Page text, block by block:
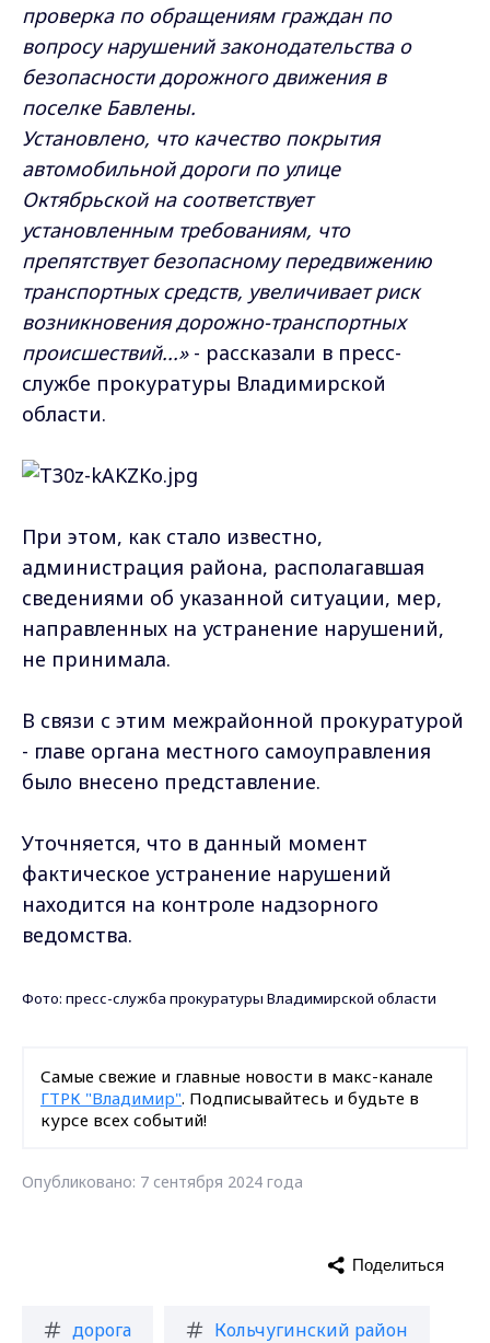
проверка по обращениям граждан по
вопросу нарушений законодательства о
безопасности дорожного движения в
поселке Бавлены.
Установлено, что качество покрытия
автомобильной дороги по улице
Октябрьской на соответствует
установленным требованиям, что
препятствует безопасному передвижению
транспортных средств, увеличивает риск
возникновения дорожно-транспортных
происшествий...»- рассказали в пресс-
службе прокуратуры Владимирской
области.
При этом, как стало известно,
администрация района, располагавшая
сведениями об указанной ситуации, мер,
направленных на устранение нарушений,
не принимала.
В связи с этим межрайонной прокуратурой
- главе органа местного самоуправления
было внесено представление.
Уточняется, что в данный момент
фактическое устранение нарушений
находится на контроле надзорного
ведомства.
Фото: пресс-служба прокуратуры Владимирской области
Самые свежие и главные новости в макс-канале
ГТРК "Владимир". Подписывайтесь и будьте в
курсе всех событий!
Опубликовано: 7 сентября 2024 года
дорога Кольчугинский район
Поделиться